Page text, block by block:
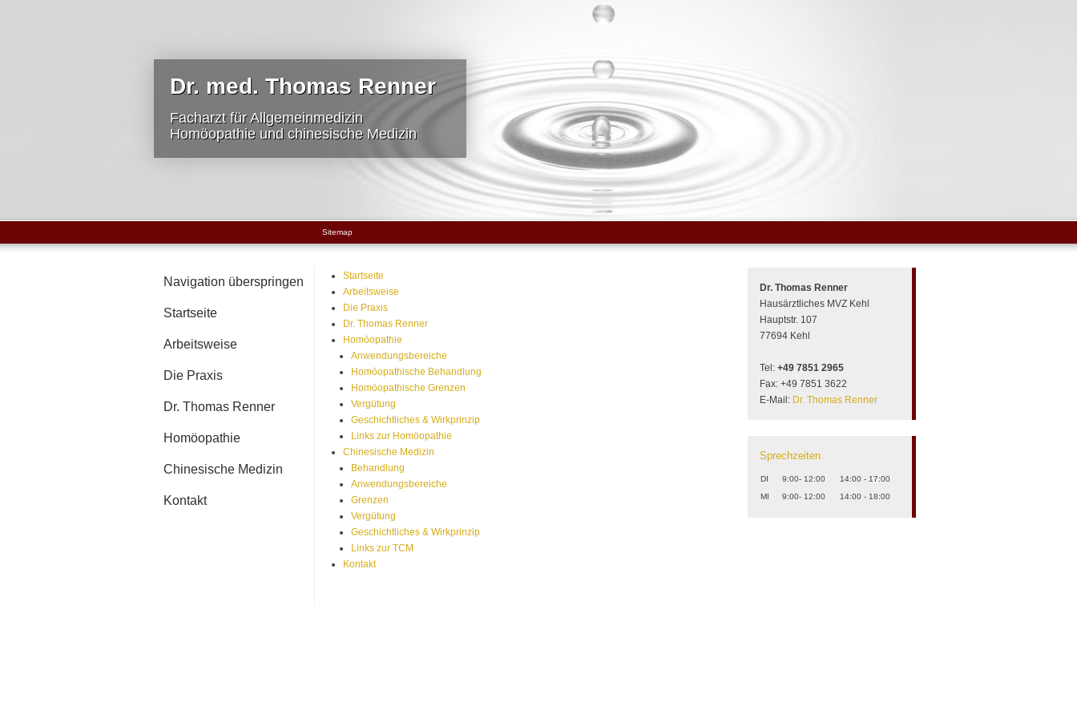
Dr. med. Thomas Renner
Facharzt für Allgemeinmedizin
Homöopathie und chinesische Medizin
Sitemap
Navigation überspringen
Startseite
Arbeitsweise
Die Praxis
Dr. Thomas Renner
Homöopathie
Chinesische Medizin
Kontakt
Startseite
Arbeitsweise
Die Praxis
Dr. Thomas Renner
Homöopathie
Anwendungsbereiche
Homöopathische Behandlung
Homöopathische Grenzen
Vergütung
Geschichtliches & Wirkprinzip
Links zur Homöopathie
Chinesische Medizin
Behandlung
Anwendungsbereiche
Grenzen
Vergütung
Geschichtliches & Wirkprinzip
Links zur TCM
Kontakt
Dr. Thomas Renner
Hausärztliches MVZ Kehl
Hauptstr. 107
77694 Kehl
Tel: +49 7851 2965
Fax: +49 7851 3622
E-Mail: Dr. Thomas Renner
Sprechzeiten
DI 9:00- 12:00
14:00 - 17:00
MI
9:00- 12:00 14:00 - 18:00